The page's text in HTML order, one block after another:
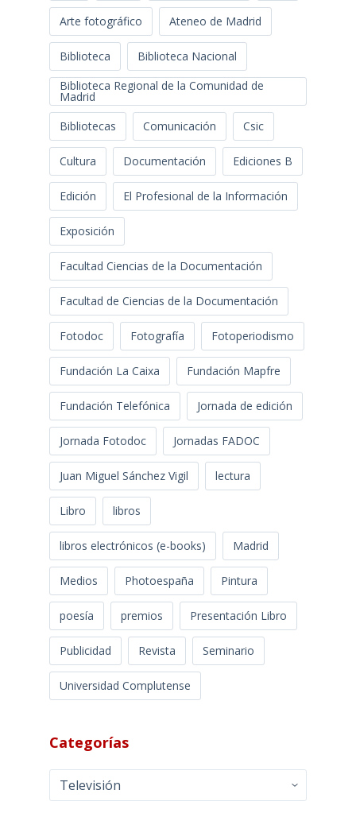
Arte fotográfico Ateneo de Madrid
Biblioteca
Biblioteca Nacional
Biblioteca Regional de la Comunidad de
Madrid
Bibliotecas
Comunicación Csic
Cultura Documentación Ediciones B
Edición El Profesional de la Información
Exposición
Facultad Ciencias de la Documentación
Facultad de Ciencias de la Documentación
Fotodoc Fotografía Fotoperiodismo
Fundación La Caixa Fundación Mapfre
Fundación Telefónica Jornada de edición
Jornada Fotodoc Jornadas FADOC
Juan Miguel Sánchez Vigil lectura
Libro libros
libros electrónicos (e-books) Madrid
Medios Photoespaña Pintura
poesía premios Presentación Libro
Publicidad Revista Seminario
Universidad Complutense
Categorías
Categorías